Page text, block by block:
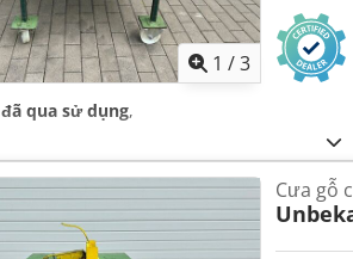
1 /3
đã qua sử dụng,
Cưa gỗ